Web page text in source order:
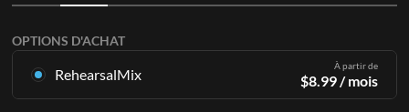
OPTIONS D'ACHAT
RehearsalMix À partir de
$8.99/ mois